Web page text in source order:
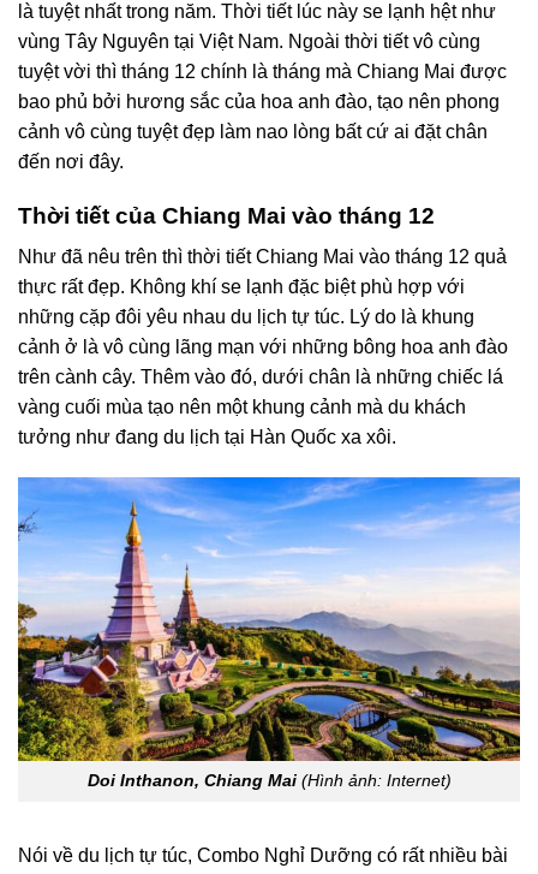
là tuyệt nhất trong năm. Thời tiết lúc này se lạnh hệt như
vùng Tây Nguyên tại Việt Nam. Ngoài thời tiết vô cùng
tuyệt vời thì tháng 12 chính là tháng mà Chiang Mai được
bao phủ bởi hương sắc của hoa anh đào, tạo nên phong
cảnh vô cùng tuyệt đẹp làm nao lòng bất cứ ai đặt chân
đến nơi đây.
Thời tiết của Chiang Mai vào tháng 12
Như đã nêu trên thì thời tiết Chiang Mai vào tháng 12 quả
thực rất đẹp. Không khí se lạnh đặc biệt phù hợp với
những cặp đôi yêu nhau du lịch tự túc. Lý do là khung
cảnh ở là vô cùng lãng mạn với những bông hoa anh đào
trên cành cây. Thêm vào đó, dưới chân là những chiếc lá
vàng cuối mùa tạo nên một khung cảnh mà du khách
tưởng như đang du lịch tại Hàn Quốc xa xôi.
Doi Inthanon, Chiang Mai(Hình ảnh: Internet)
Nói về du lịch tự túc, Combo Nghỉ Dưỡng có rất nhiều bài